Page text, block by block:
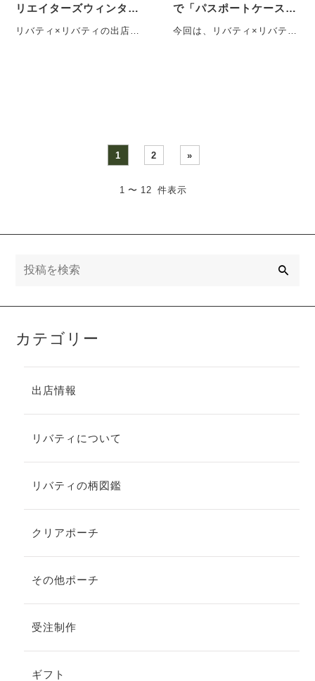
リエイターズウィンター
マーケット」に出店しま
した
リバティ×リバティの出店の
で「パスポートケース」
仕様の縦型ポーチを試作
しました
今回は、リバティ×リバティ
1 2 »
1 〜 12 件表示
カテゴリー
出店情報
リバティについて
リバティの柄図鑑
クリアポーチ
その他ポーチ
受注制作
ギフト